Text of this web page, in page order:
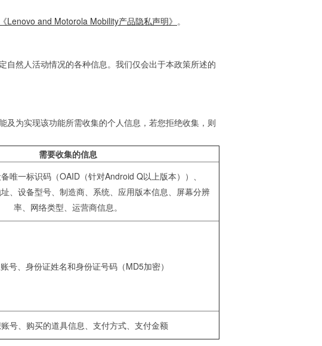
《Lenovo and Motorola Mobility产品隐私声明》 。
然人活动情况的各种信息。我们仅会出于本政策所述的
为实现该功能所需收集的个人信息，若您拒绝收集，则
需要收集的信息
唯一标识码（OAID（针对Android Q以上版本））、
、设备型号、制造商、系统、应用版本信息、屏幕分辨
率、网络类型、运营商信息。
号、身份证姓名和身份证号码（MD5加密）
号、购买的道具信息、支付方式、支付金额